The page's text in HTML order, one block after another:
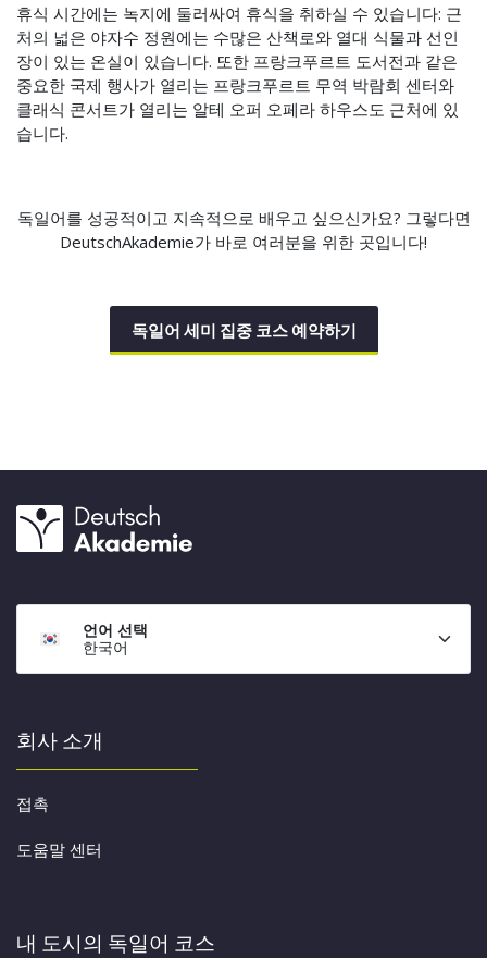
휴식 시간에는 녹지에 둘러싸여 휴식을 취하실 수 있습니다: 근
처의 넓은 야자수 정원에는 수많은 산책로와 열대 식물과 선인
장이 있는 온실이 있습니다. 또한 프랑크푸르트 도서전과 같은
중요한 국제 행사가 열리는 프랑크푸르트 무역 박람회 센터와
클래식 콘서트가 열리는 알테 오퍼 오페라 하우스도 근처에 있
습니다.
독일어를 성공적이고 지속적으로 배우고 싶으신가요? 그렇다면
DeutschAkademie가 바로 여러분을 위한 곳입니다!
독일어 세미 집중 코스 예약하기
언어 선택
한국어
회사 소개
접촉
도움말 센터
내 도시의 독일어 코스